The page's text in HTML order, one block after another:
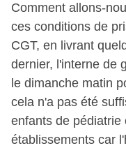
Comment allons-
ces conditions de
CGT, en livrant
dernier, l'interne de
le dimanche matin
cela n'a pas été
enfants de pédiatrie
établissements car